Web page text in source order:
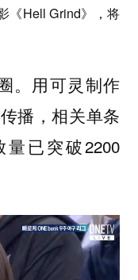
《Hell Grind》，将
。用可灵制作
播，相关单条
量已突破2200